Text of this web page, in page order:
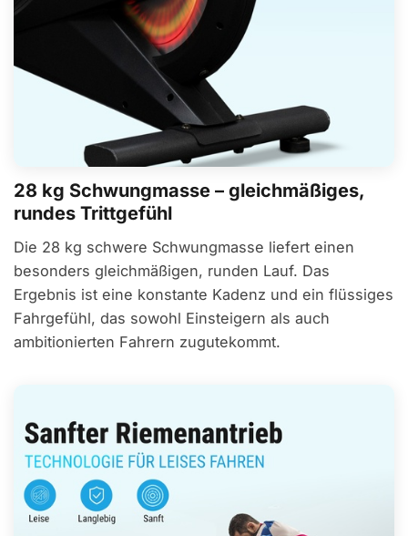
28 kg Schwungmasse – gleichmäßiges,
rundes Trittgefühl
Die 28 kg schwere Schwungmasse liefert einen
besonders gleichmäßigen, runden Lauf. Das
Ergebnis ist eine konstante Kadenz und ein flüssiges
Fahrgefühl, das sowohl Einsteigern als auch
ambitionierten Fahrern zugutekommt.